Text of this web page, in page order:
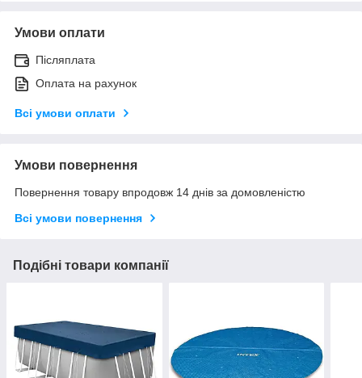
Умови оплати
Післяплата
Оплата на рахунок
Всі умови оплати
Умови повернення
Повернення товару впродовж 14 днів за домовленістю
Всі умови повернення
Подібні товари компанії